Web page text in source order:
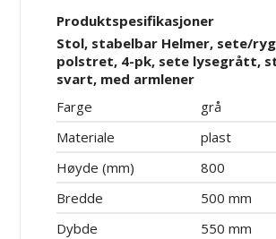
Produktspesifikasjoner
Stol, stabelbar Helmer, sete/
polstret, 4-pk, sete lysegrått,
svart, med armlener
Farge
grå
Materiale
plast
Høyde (mm)
800
Bredde
500 mm
Dybde
550 mm